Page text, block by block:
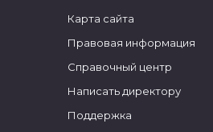
Карта сайта
Правовая информация
Справочный центр
Написать директору
Поддержка